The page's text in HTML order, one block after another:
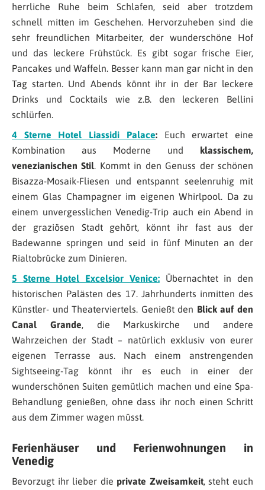
herrliche Ruhe beim Schlafen, seid aber trotzdem
schnell mitten im Geschehen. Hervorzuheben sind die
sehr freundlichen Mitarbeiter, der wunderschöne Hof
und das leckere Frühstück. Es gibt sogar frische Eier,
Pancakes und Waffeln. Besser kann man gar nicht in den
Tag starten. Und Abends könnt ihr in der Bar leckere
Drinks und Cocktails wie z.B. den leckeren Bellini
schlürfen.
4 Sterne Hotel Liassidi Palace:Euch erwartet eine
Kombination aus Moderne und klassischem,
venezianischen Stil. Kommt in den Genuss der schönen
Bisazza-Mosaik-Fliesen und entspannt seelenruhig mit
einem Glas Champagner im eigenen Whirlpool. Da zu
einem unvergesslichen Venedig-Trip auch ein Abend in
der graziösen Stadt gehört, könnt ihr fast aus der
Badewanne springen und seid in fünf Minuten an der
Rialtobrücke zum Dinieren.
5 Sterne Hotel Excelsior Venice:Übernachtet in den
historischen Palästen des 17. Jahrhunderts inmitten des
Künstler- und Theaterviertels. Genießt den Blick auf den
Canal Grande, die Markuskirche und andere
Wahrzeichen der Stadt – natürlich exklusiv von eurer
eigenen Terrasse aus. Nach einem anstrengenden
Sightseeing-Tag könnt ihr es euch in einer der
wunderschönen Suiten gemütlich machen und eine Spa-
Behandlung genießen, ohne dass ihr noch einen Schritt
aus dem Zimmer wagen müsst.
Ferienhäuser und Ferienwohnungen in
Venedig
Bevorzugt ihr lieber die private Zweisamkeit, steht euch